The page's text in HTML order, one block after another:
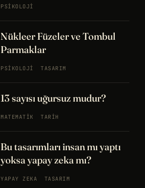
PSIKOLOJI
Nükleer Füzeler ve Tombul
Parmaklar
PSIKOLOJI TASARIM
13 sayısı uğursuz mudur?
MATEMATIK TARIH
Bu tasarımları insan mı yaptı
yoksa yapay zeka mı?
YAPAY ZEKA TASARIM